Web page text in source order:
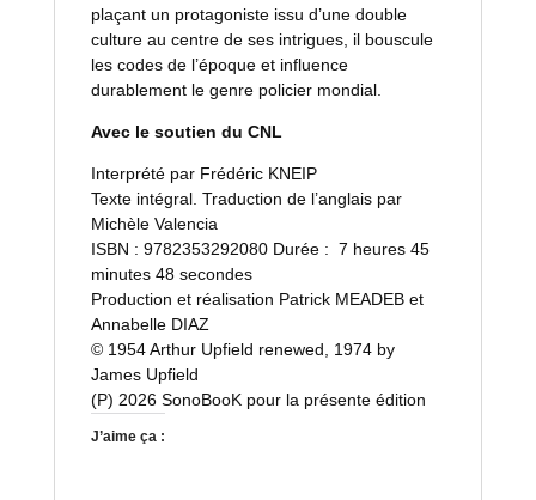
plaçant un protagoniste issu d’une double
culture au centre de ses intrigues, il bouscule
les codes de l’époque et influence
durablement le genre policier mondial.
Avec le soutien du CNL
Interprété par Frédéric KNEIP
Texte intégral. Traduction de l’anglais par
Michèle Valencia
ISBN : 9782353292080 Durée : 7 heures 45
minutes 48 secondes
Production et réalisation Patrick MEADEB et
Annabelle DIAZ
© 1954 Arthur Upfield renewed, 1974 by
James Upfield
(P) 2026 SonoBooK pour la présente édition
J’aime ça :